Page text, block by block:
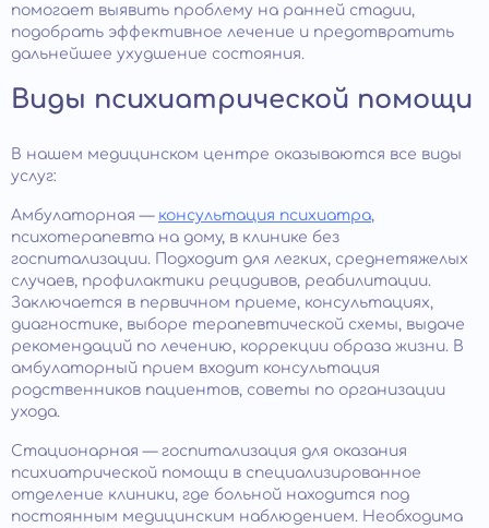
помогает выявить проблему на ранней стадии,
подобрать эффективное лечение и предотвратить
дальнейшее ухудшение состояния.
Виды психиатрической помощи
В нашем медицинском центре оказываются все виды
услуг:
Амбулаторная — консультация психиатра,
психотерапевта на дому, в клинике без
госпитализации. Подходит для легких, среднетяжелых
случаев, профилактики рецидивов, реабилитации.
Заключается в первичном приеме, консультациях,
диагностике, выборе терапевтической схемы, выдаче
рекомендаций по лечению, коррекции образа жизни. В
амбулаторный прием входит консультация
родственников пациентов, советы по организации
ухода.
Стационарная — госпитализация для оказания
психиатрической помощи в специализированное
отделение клиники, где больной находится под
постоянным медицинским наблюдением. Необходима